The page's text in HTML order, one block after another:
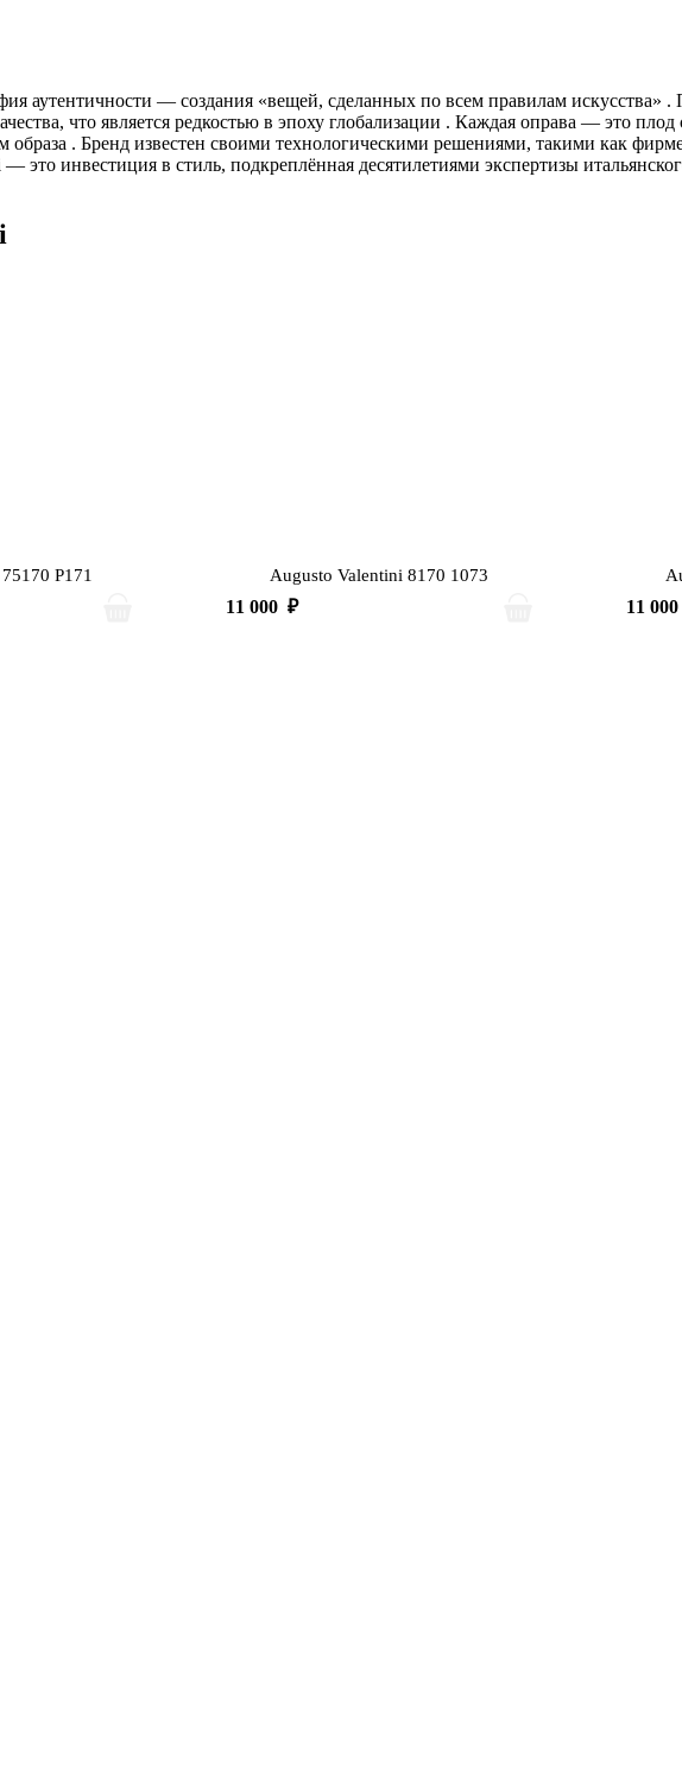
аутентичности — создания «вещей, сделанных по всем правилам искусства» .
что является редкостью в эпоху глобализации . Каждая оправа — это плод
образа . Бренд известен своими технологическими решениями, такими как
это инвестиция в стиль, подкреплённая десятилетиями экспертизы
P171 Augusto Valentini 8170 1073
11 000 ₽ 11 000